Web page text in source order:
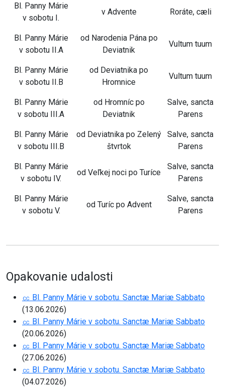
Bl. Panny Márie
v sobotu I.
v Advente Roráte, cæli
Bl. Panny Márie
v sobotu II.A
od Narodenia Pána po
Deviatnik
Vultum tuum
Bl. Panny Márie
v sobotu II.B
od Deviatnika po
Hromnice
Vultum tuum
Bl. Panny Márie
v sobotu III.A
od Hromníc po
Deviatnik
Salve, sancta
Parens
Bl. Panny Márie
v sobotu III.B
od Deviatnika po Zelený
štvrtok
Salve, sancta
Parens
Bl. Panny Márie
v sobotu IV.
od Veľkej noci po Turíce
Salve, sancta
Parens
Bl. Panny Márie
v sobotu V.
od Turíc po Advent
Salve, sancta
Parens
Opakovanie udalosti
㏄ Bl. Panny Márie v sobotu. Sanctæ Mariæ Sabbato
(13.06.2026)
㏄ Bl. Panny Márie v sobotu. Sanctæ Mariæ Sabbato
(20.06.2026)
㏄ Bl. Panny Márie v sobotu. Sanctæ Mariæ Sabbato
(27.06.2026)
㏄ Bl. Panny Márie v sobotu. Sanctæ Mariæ Sabbato
(04.07.2026)